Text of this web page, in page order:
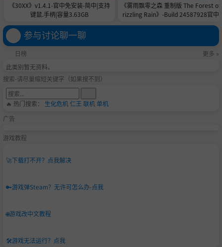
《30XX》v1.4.1-官中免安装-简中|支持
键鼠.手柄|容量3.63GB
《雾雨飘零之森 重制版 The Forest of
rizzling Rain》-Build 24587928官中
参与讨论聊一聊
日榜
更多 »
此类别暂无资料。
搜索-请尽量缩短关键字（如果搜不到）
🔥 热门搜索： 生化危机仁王 联机单机
广告
游戏教程
🚀下载打不开？点我解决
🔑游戏弹Steam？无许可怎么办-点我
🌐游戏改中文教程
🛠️游戏无法运行？点我